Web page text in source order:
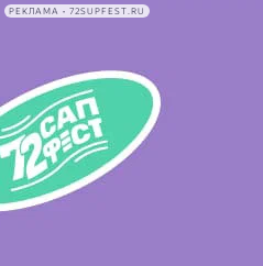
РЕКЛАМА • 72SUPFEST.RU